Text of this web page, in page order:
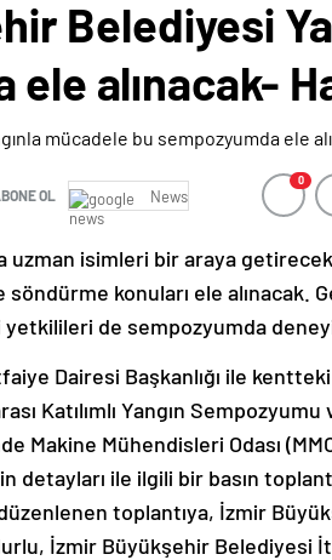
Belediyesi
ele alınacak-
OL News
0
uzman isimleri bir araya
konuları ele alınacak.
de sempozyumda
Dairesi Başkanlığı ile
Katılımlı Yangın
Makine Mühendisleri Odası
detayları ile ilgili bir basın
toplantıya, İzmir
İzmir Büyükşehir Belediyesi